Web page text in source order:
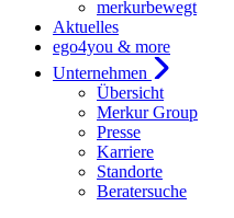
merkurbewegt
Aktuelles
ego4you & more
Unternehmen
Übersicht
Merkur Group
Presse
Karriere
Standorte
Beratersuche